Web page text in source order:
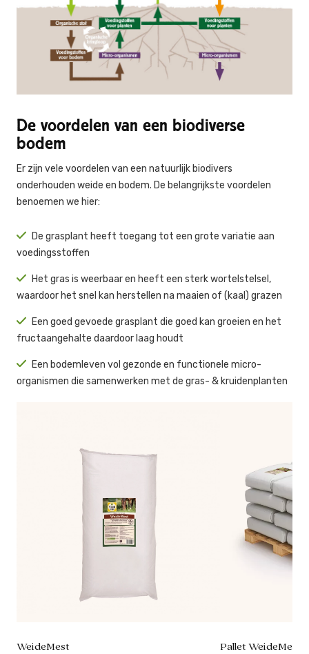
De voordelen van een biodiverse
bodem
Er zijn vele voordelen van een natuurlijk biodivers
onderhouden weide en bodem. De belangrijkste voordelen
benoemen we hier:
De grasplant heeft toegang tot een grote variatie aan
voedingsstoffen
Het gras is weerbaar en heeft een sterk wortelstelsel,
waardoor het snel kan herstellen na maaien of (kaal) grazen
Een goed gevoede grasplant die goed kan groeien en het
fructaangehalte daardoor laag houdt
Een bodemleven vol gezonde en functionele micro-
organismen die samenwerken met de gras- & kruidenplanten
WeideMest Pallet WeideMest